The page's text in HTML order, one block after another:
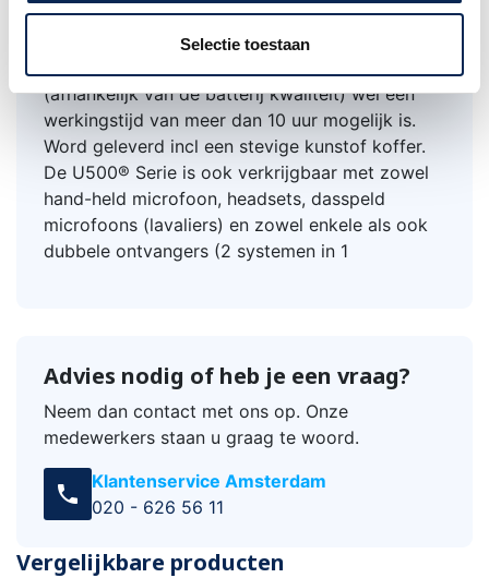
Selectie toestaan
zuivere vervormingsvrije zend en ontvangst
zonder enige vorm van vertraging (Latency) .
(afhankelijk van de batterij kwaliteit) wel een
werkingstijd van meer dan 10 uur mogelijk is.
Word geleverd incl een stevige kunstof koffer.
De U500® Serie is ook verkrijgbaar met zowel
hand-held microfoon, headsets, dasspeld
microfoons (lavaliers) en zowel enkele als ook
dubbele ontvangers (2 systemen in 1
Advies nodig of heb je een vraag?
Neem dan contact met ons op. Onze
medewerkers staan u graag te woord.
call
Klantenservice Amsterdam
020 - 626 56 11
Vergelijkbare producten